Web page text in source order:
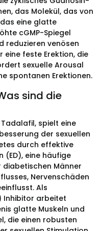
das Molekül, das von
eine glatte
cGMP-Spiegel
reduzieren venösen
eine feste Erektion, die
sexuelle Arousal
spontanen Erektionen.
sind die
spielt eine
der sexuellen
durch effektive
(ED), eine häufige
diabetischen Männer
Nervenschäden
Als
Inhibitor arbeitet
glatte Muskeln und
die einen robusten